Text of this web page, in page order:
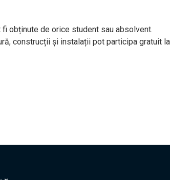
obținute de orice student sau absolvent.
construcții și instalații pot participa gratuit la